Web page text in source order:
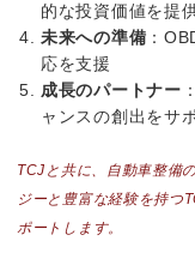
的な投資価値を提
未来への準備 ：
応を支援
成長のパートナー
ャンスの創出をサ
TCJと共に、自動車整備
ジーと豊富な経験を持つ
ポートします。